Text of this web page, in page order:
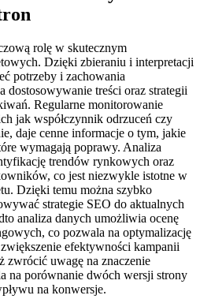
rolę w skutecznym
Dzięki zbieraniu i interpretacji
potrzeby i zachowania
treści oraz strategii
Regularne monitorowanie
jak współczynnik odrzuceń czy
daje cenne informacje o tym, jakie
wymagają poprawy. Analiza
trendów rynkowych oraz
co jest niezwykle istotne w
Dzięki temu można szybko
strategie SEO do aktualnych
analiza danych umożliwia ocenę
co pozwala na optymalizację
efektywności kampanii
zwrócić uwagę na znaczenie
na porównanie dwóch wersji strony
na konwersje.